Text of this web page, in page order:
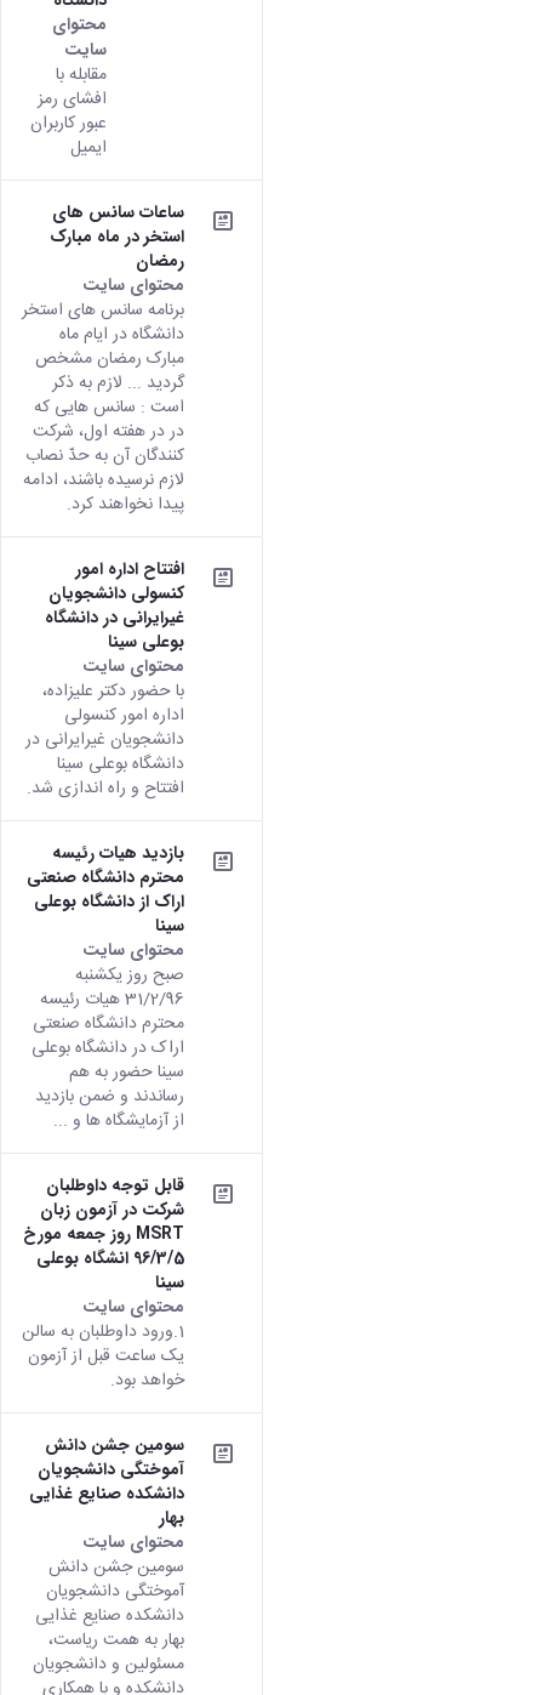
محتوای
سایت
مقابله با
افشای رمز
عبور کاربران
ایمیل
ساعات سانس های
استخر در ماه مبارک
رمضان
محتوای سایت
برنامه سانس های استخر
دانشگاه در ایام ماه
مبارک رمضان مشخص
گردید ... لازم به ذکر
است : سانس هایی که
در در هفته اول، شرکت
کنندگان آن به حدّ نصاب
لازم نرسیده باشند، ادامه
پیدا نخواهند کرد.
افتتاح اداره امور
کنسولی دانشجویان
غیرایرانی در دانشگاه
بوعلی سینا
محتوای سایت
با حضور دکتر علیزاده،
اداره امور کنسولی
دانشجویان غیرایرانی در
دانشگاه بوعلی سینا
افتتاح و راه اندازی شد.
بازدید هیات رئیسه
محترم دانشگاه صنعتی
اراک از دانشگاه بوعلی
سینا
محتوای سایت
صبح روز یکشنبه
31/2/96 هیات رئیسه
محترم دانشگاه صنعتی
اراک در دانشگاه بوعلی
سینا حضور به هم
رساندند و ضمن بازدید
از آزمایشگاه ها و ...
قابل توجه داوطلبان
شرکت در آزمون زبان
MSRT روز جمعه مورخ
96/3/5 انشگاه بوعلی
سینا
محتوای سایت
1.ورود داوطلبان به سالن
یک ساعت قبل از آزمون
خواهد بود.
سومین جشن دانش
آموختگی دانشجویان
دانشکده صنایع غذایی
بهار
محتوای سایت
سومین جشن دانش
آموختگی دانشجویان
دانشکده صنایع غذایی
بهار به همت ریاست،
مسئولین و دانشجویان
دانشکده و با همکاری